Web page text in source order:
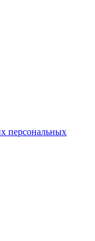
персональных